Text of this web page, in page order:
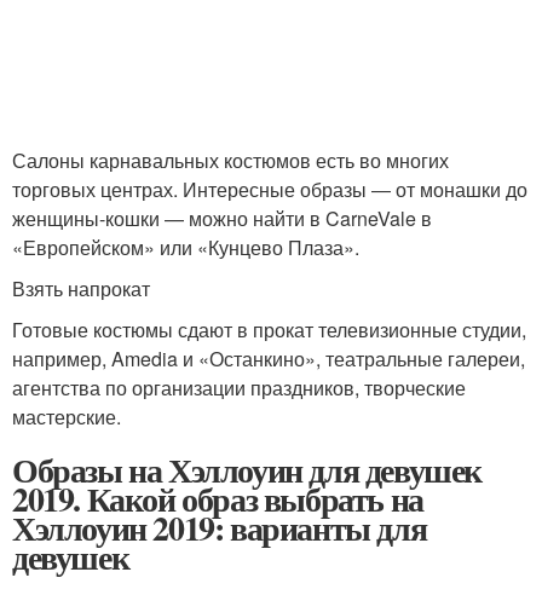
Салоны карнавальных костюмов есть во многих
торговых центрах. Интересные образы ― от монашки до
женщины-кошки — можно найти в CarneVale в
«Европейском» или «Кунцево Плаза».
Взять напрокат
Готовые костюмы сдают в прокат телевизионные студии,
например, Amedia и «Останкино», театральные галереи,
агентства по организации праздников, творческие
мастерские.
Образы на Хэллоуин для девушек
2019. Какой образ выбрать на
Хэллоуин 2019: варианты для
девушек